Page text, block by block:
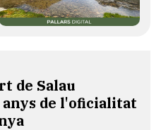
de Salau
anys de l'oficialitat